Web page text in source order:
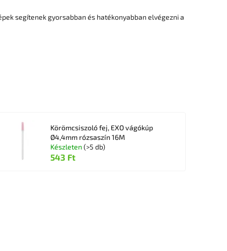
segítenek gyorsabban és hatékonyabban elvégezni a
Körömcsiszoló fej, EXO vágókúp
Ø4,4mm rózsaszín 16M
Készleten (>5 db)
543 Ft